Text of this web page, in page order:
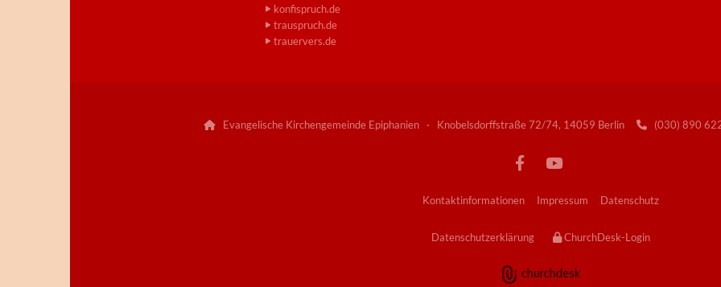
konfispruch.de
trauspruch.de
trauervers.de
Evangelische Kirchengemeinde Epiphanien · Knobelsdorffstraße 72/74, 14059 Berlin (030) 890
Kontaktinformationen Impressum Datenschutz
Datenschutzerklärung ChurchDesk-Login